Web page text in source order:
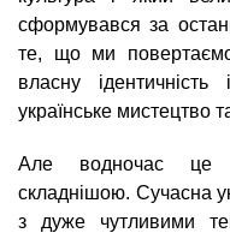
сформувався за
те, що ми
власну
українське мистецтво
Але водночас це
складнішою. Сучасна
з дуже чутливими